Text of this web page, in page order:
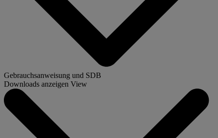
Gebrauchsanweisung und SDB
Downloads anzeigen View